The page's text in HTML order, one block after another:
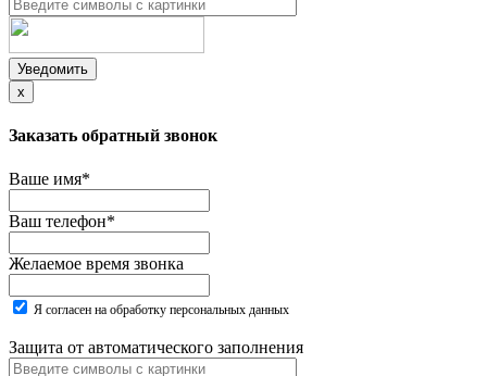
Уведомить
x
Заказать обратный звонок
Ваше имя*
Ваш телефон*
Желаемое время звонка
Я согласен на обработку персональных данных
Защита от автоматического заполнения